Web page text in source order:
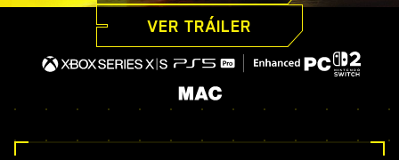
VER TRÁILER